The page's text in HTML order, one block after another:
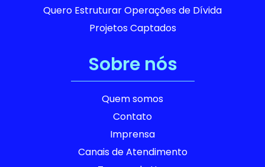
Quero Estruturar Operações de Dívida
Projetos Captados
Sobre nós
Quem somos
Contato
Imprensa
Canais de Atendimento